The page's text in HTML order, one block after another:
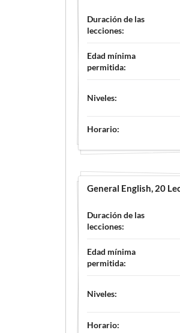
Duración de las
lecciones:
Edad mínima
permitida:
Niveles:
Horario:
General English, 20
Duración de las
lecciones:
Edad mínima
permitida:
Niveles:
Horario: